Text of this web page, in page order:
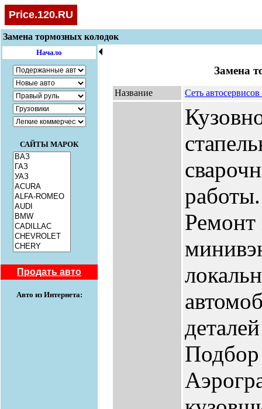
Price.120.RU
Замена тормозных колодок
Начало
САЙТЫ МАРОК
Продать авто
Авто из Интернета:
🞀
Замена
Название Сеть
Ремонт
Подбор